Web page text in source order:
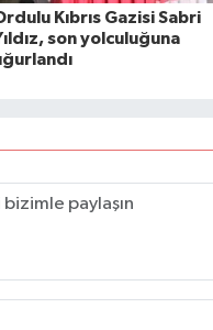
Kıbrıs Gazisi Sabri
son yolculuğuna